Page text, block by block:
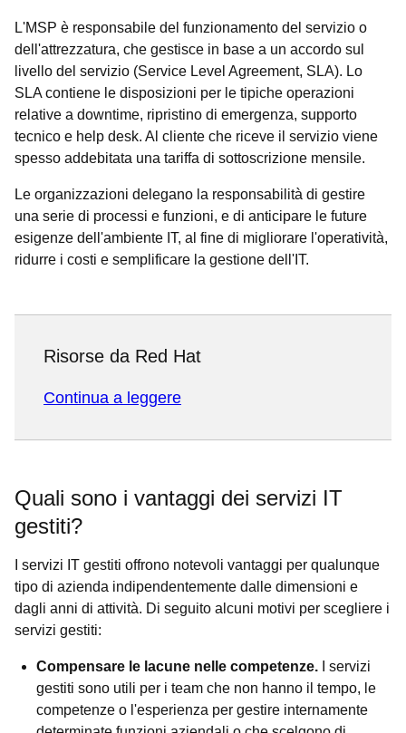
L'MSP è responsabile del funzionamento del servizio o
dell'attrezzatura, che gestisce in base a un accordo sul
livello del servizio (Service Level Agreement, SLA). Lo
SLA contiene le disposizioni per le tipiche operazioni
relative a downtime, ripristino di emergenza, supporto
tecnico e help desk. Al cliente che riceve il servizio viene
spesso addebitata una tariffa di sottoscrizione mensile.
Le organizzazioni delegano la responsabilità di gestire
una serie di processi e funzioni, e di anticipare le future
esigenze dell'ambiente IT, al fine di migliorare l'operatività,
ridurre i costi e semplificare la gestione dell'IT.
Risorse da Red Hat
Continua a leggere
Quali sono i vantaggi dei servizi IT
gestiti?
I servizi IT gestiti offrono notevoli vantaggi per qualunque
tipo di azienda indipendentemente dalle dimensioni e
dagli anni di attività. Di seguito alcuni motivi per scegliere i
servizi gestiti:
Compensare le lacune nelle competenze. I servizi
gestiti sono utili per i team che non hanno il tempo, le
competenze o l'esperienza per gestire internamente